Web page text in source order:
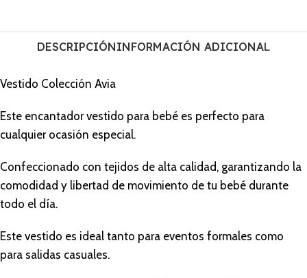
DESCRIPCIÓNINFORMACIÓN ADICIONAL
Vestido Colección Avia
Este encantador vestido para bebé es perfecto para
cualquier ocasión especial.
Confeccionado con tejidos de alta calidad, garantizando la
comodidad y libertad de movimiento de tu bebé durante
todo el día.
Este vestido es ideal tanto para eventos formales como
para salidas casuales.